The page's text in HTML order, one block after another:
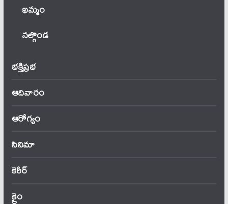
ఖ‌మ్మం
నల్గొండ
భక్తిప్రభ
ఆదివారం
ఆరోగ్యం
సినిమా
కెరీర్
క్రైం